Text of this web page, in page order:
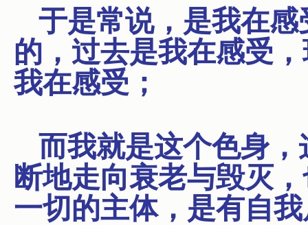
于是常说，是我在
的，过去是我在感受
我在感受；
而我就是这个色身
断地走向衰老与毁灭
一切的主体，是有自